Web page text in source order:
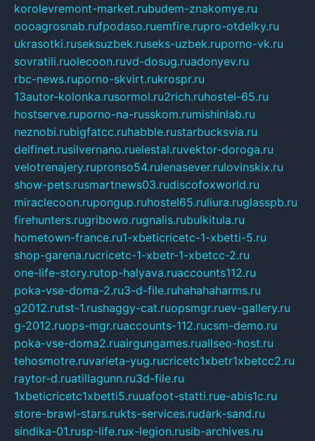
korolevremont-market.rubudem-znakomye.ru
oooagrosnab.rufpodaso.ruemfire.rupro-otdelky.ru
ukrasotki.ruseksuzbek.ruseks-uzbek.ruporno-vk.ru
sovratili.ruolecoon.ruvd-dosug.ruadonyev.ru
rbc-news.ruporno-skvirt.rukrospr.ru
13autor-kolonka.rusormol.ru2rich.ruhostel-65.ru
hostserve.ruporno-na-russkom.rumishinlab.ru
neznobi.rubigfatcc.ruhabble.rustarbucksvia.ru
delfinet.rusilvernano.ruelestal.ruvektor-doroga.ru
velotrenajery.rupronso54.rulenasever.rulovinskix.ru
show-pets.rusmartnews03.rudiscofoxworld.ru
miraclecoon.rupongup.ruhostel65.ruliura.ruglasspb.ru
firehunters.rugribowo.rugnalis.rubulkitula.ru
hometown-france.ru1-xbeticricetc-1-xbetti-5.ru
shop-garena.rucricetc-1-xbetr-1-xbetcc-2.ru
one-life-story.rutop-halyava.ruaccounts112.ru
poka-vse-doma-2.ru3-d-file.ruhahahaharms.ru
g2012.rutst-1.rushaggy-cat.ruopsmgr.ruev-gallery.ru
g-2012.ruops-mgr.ruaccounts-112.rucsm-demo.ru
poka-vse-doma2.ruairgungames.ruallseo-host.ru
tehosmotre.ruvarieta-yug.rucricetc1xbetr1xbetcc2.ru
raytor-d.ruatillagunn.ru3d-file.ru
1xbeticricetc1xbetti5.ruuafoot-statti.rue-abis1c.ru
store-brawl-stars.rukts-services.rudark-sand.ru
sindika-01.rusp-life.rux-legion.rusib-archives.ru